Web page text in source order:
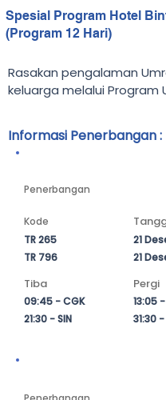
Spesial Program Hotel
(Program 12 Hari)
Rasakan pengalaman
keluarga melalui Program
pergantian tahun sebagai
merasakan perjalanan
penuh ketenangan di Kota
dan Madinah. Program ini
untuk memberikan
beribadah melalui
fasilitas terbaik, serta
Informasi Penerbangan :
Penerbangan
Kode
TR 265
TR 796
Tiba
09:45 - CGK
21:30 - SIN
21
21
Pergi
13:05 -
31:30 -